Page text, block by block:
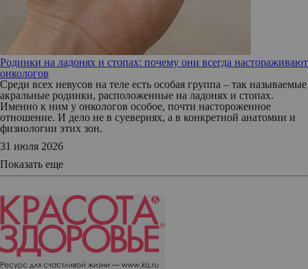
Родинки на ладонях и стопах: почему они всегда настораживают
онкологов
Среди всех невусов на теле есть особая группа – так называемые
акральные родинки, расположенные на ладонях и стопах.
Именно к ним у онкологов особое, почти настороженное
отношение. И дело не в суевериях, а в конкретной анатомии и
физиологии этих зон.
31 июля 2026
Показать еще